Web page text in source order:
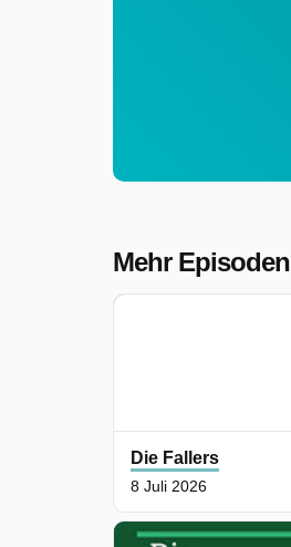
Mehr Episoden
Die Fallers
8 Juli 2026